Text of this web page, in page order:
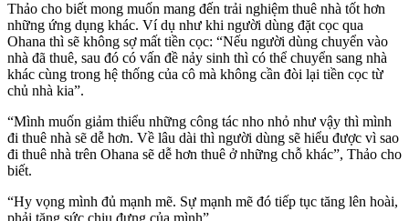
Thảo cho biết mong muốn mang đến trải nghiệm thuê nhà tốt hơn
những ứng dụng khác. Ví dụ như khi người dùng đặt cọc qua
Ohana thì sẽ không sợ mất tiền cọc: “Nếu người dùng chuyển vào
nhà đã thuê, sau đó có vấn đề nảy sinh thì có thể chuyển sang nhà
khác cùng trong hệ thống của cô mà không cần đòi lại tiền cọc từ
chủ nhà kia”.
“Mình muốn giảm thiểu những công tác nho nhỏ như vậy thì mình
đi thuê nhà sẽ dễ hơn. Về lâu dài thì người dùng sẽ hiểu được vì sao
đi thuê nhà trên Ohana sẽ dễ hơn thuê ở những chỗ khác”, Thảo cho
biết.
“Hy vọng mình đủ mạnh mẽ. Sự mạnh mẽ đó tiếp tục tăng lên hoài,
phải tăng sức chịu đựng của mình”